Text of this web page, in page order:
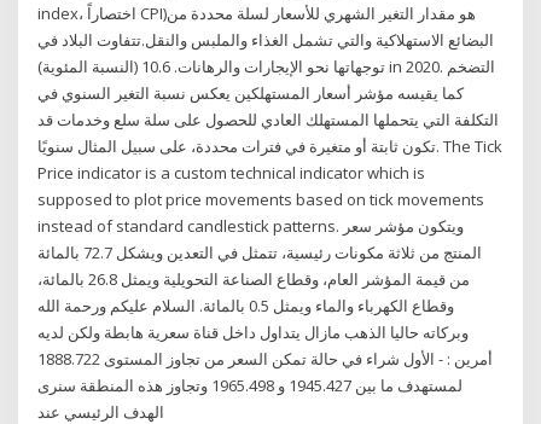
index، اختصاراً CPI)‏ هو مقدار التغير الشهري للأسعار لسلة محددة من
البضائع الاستهلاكية والتي تشمل الغذاء والملبس والنقل.تتفاوت البلاد في
توجهاتها نحو الإيجارات والرهانات. 10.6 (النسبة المئوية) in 2020. التضخم
كما يقيسه مؤشر أسعار المستهلكين يعكس نسبة التغير السنوي في
التكلفة التي يتحملها المستهلك العادي للحصول على سلة سلع وخدمات قد
تكون ثابتة أو متغيرة في فترات محددة، على سبيل المثال سنويًا. The Tick
Price indicator is a custom technical indicator which is
supposed to plot price movements based on tick movements
instead of standard candlestick patterns. ويتكون مؤشر سعر
المنتج من ثلاثة مكونات رئيسية، تتمثل في التعدين ويشكل 72.7 بالمائة
من قيمة المؤشر العام، وقطاع الصناعة التحويلية ويمثل 26.8 بالمائة،
وقطاع الكهرباء والماء ويمثل 0.5 بالمائة. السلام عليكم ورحمة الله
وبركاته حاليا الذهب مازال يتداول داخل قناة سعرية هابطة ولكن لديه
أمرين : - الأول شراء في حالة تمكن السعر من تجاوز المستوى 1888.722
لمستهدف ما بين 1945.427 و 1965.498 وتجاوز هذه المنطقة سنرى
الهدف الرئيسي عند